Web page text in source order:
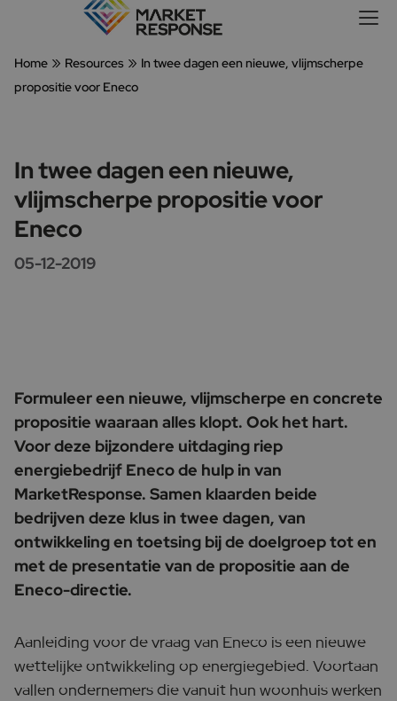
Home » Resources » In twee dagen een nieuwe, vlijmscherpe
propositie voor Eneco
In twee dagen een nieuwe,
vlijmscherpe propositie voor
Eneco
05-12-2019
Formuleer een nieuwe, vlijmscherpe en concrete
propositie waaraan alles klopt. Ook het hart.
Voor deze bijzondere uitdaging riep
energiebedrijf Eneco de hulp in van
MarketResponse. Samen klaarden beide
bedrijven deze klus in twee dagen, van
ontwikkeling en toetsing bij de doelgroep tot en
met de presentatie van de propositie aan de
Eneco-directie.
Aanleiding voor de vraag van Eneco is een nieuwe
wettelijke ontwikkeling op energiegebied. Voortaan
vallen ondernemers die vanuit hun woonhuis werken